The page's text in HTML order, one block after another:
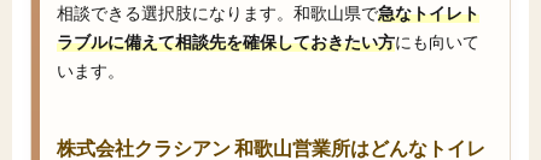
相談できる選択肢になります。和歌山県で急なトイレト
ラブルに備えて相談先を確保しておきたい方にも向いて
います。
株式会社クラシアン 和歌山営業所はどんなトイレ